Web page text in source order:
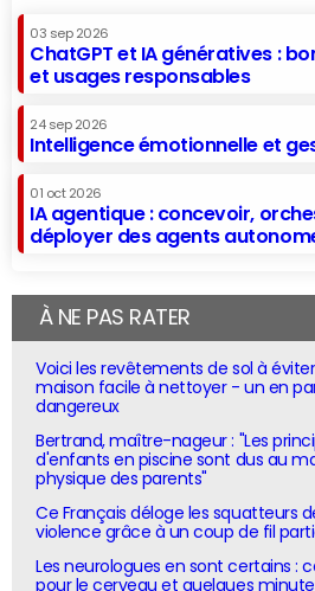
03 sep 2026
ChatGPT et IA génératives :
et usages responsables
24 sep 2026
Intelligence émotionnelle et
01 oct 2026
IA agentique : concevoir,
déployer des agents
À NE PAS RATER
Voici les revêtements de sol à
maison facile à nettoyer - un en
dangereux
Bertrand, maître-nageur : "Les
d'enfants en piscine sont dus au
physique des parents"
Ce Français déloge les squatteurs
violence grâce à un coup de fil
Les neurologues en sont certains :
pour le cerveau et quelques